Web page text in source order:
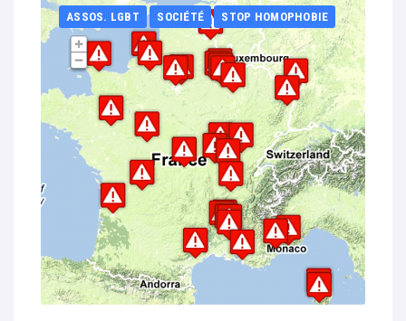
ASSOS. LGBT SOCIÉTÉ STOP HOMOPHOBIE